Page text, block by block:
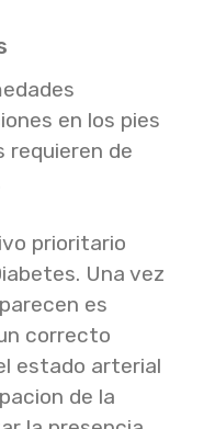
en los pies
requieren de
prioritario
Una vez
es
correcto
estado arterial
de la